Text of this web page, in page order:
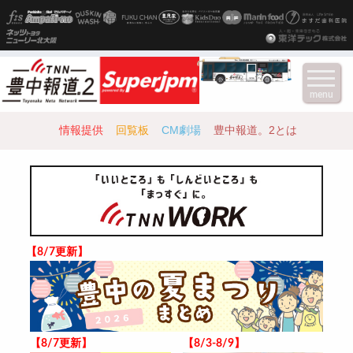
情報提供 回覧板 CM劇場 豊中報道。2とは
【8/7更新】
【8/7更新】 【8/3-8/9】
menu